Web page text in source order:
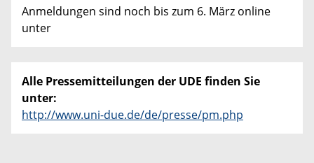
Anmeldungen sind noch bis zum 6. März online
unter
Alle Pressemitteilungen der UDE finden Sie
unter:
http://www.uni-due.de/de/presse/pm.php